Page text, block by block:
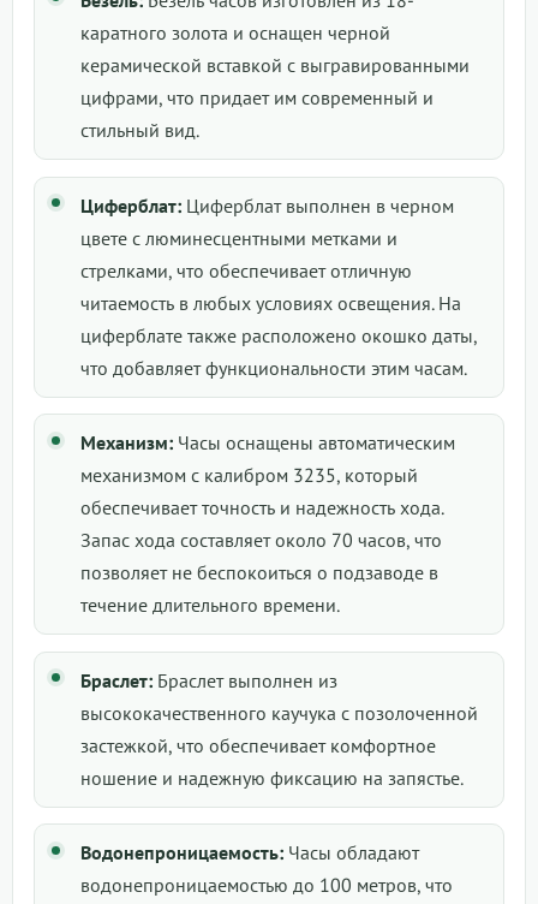
каратного золота и оснащен черной
керамической вставкой с выгравированными
цифрами, что придает им современный и
стильный вид.
Циферблат: Циферблат выполнен в черном
цвете с люминесцентными метками и
стрелками, что обеспечивает отличную
читаемость в любых условиях освещения. На
циферблате также расположено окошко даты,
что добавляет функциональности этим часам.
Механизм: Часы оснащены автоматическим
механизмом с калибром 3235, который
обеспечивает точность и надежность хода.
Запас хода составляет около 70 часов, что
позволяет не беспокоиться о подзаводе в
течение длительного времени.
Браслет: Браслет выполнен из
высококачественного каучука с позолоченной
застежкой, что обеспечивает комфортное
ношение и надежную фиксацию на запястье.
Водонепроницаемость: Часы обладают
водонепроницаемостью до 100 метров, что